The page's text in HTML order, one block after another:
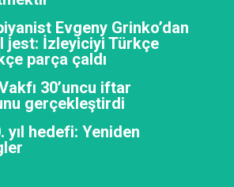
Evgeny Grinko’dan
jest: İzleyiciyi Türkçe
parça çaldı
30’uncu iftar
gerçekleştirdi
yıl hedefi: Yeniden